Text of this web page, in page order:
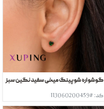
گوشواره شوپینگ میخی سفید نگین سبز
کد: #113060200459